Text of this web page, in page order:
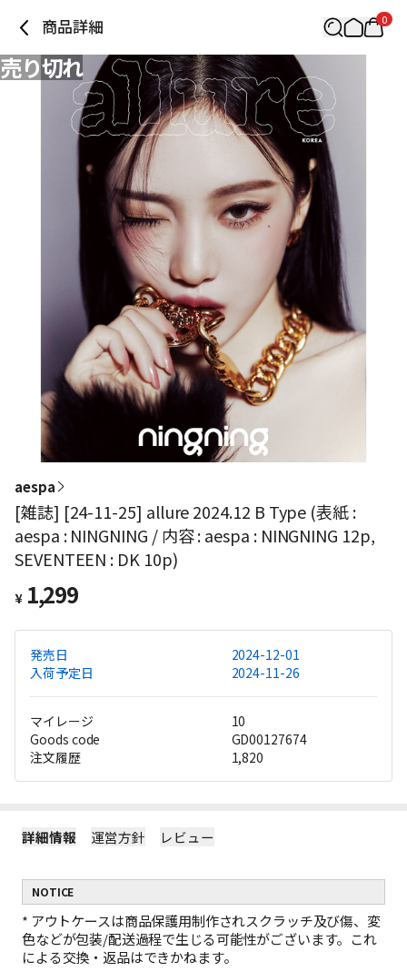
商品詳細 0
売り切れ
aespa
[雑誌] [24-11-25] allure 2024.12 B Type (表紙 :
aespa : NINGNING / 内容 : aespa : NINGNING 12p,
SEVENTEEN : DK 10p)
¥ 1,299
発売日
2024-12-01
入荷予定日
2024-11-26
マイレージ
10
Goods code
GD00127674
注文履歴
1,820
詳細情報 運営方針 レビュー
NOTICE
* アウトケースは商品保護用制作されスクラッチ及び傷、変
色などが包装/配送過程で生じる可能性がございます。これ
による交換・返品はできかねます。